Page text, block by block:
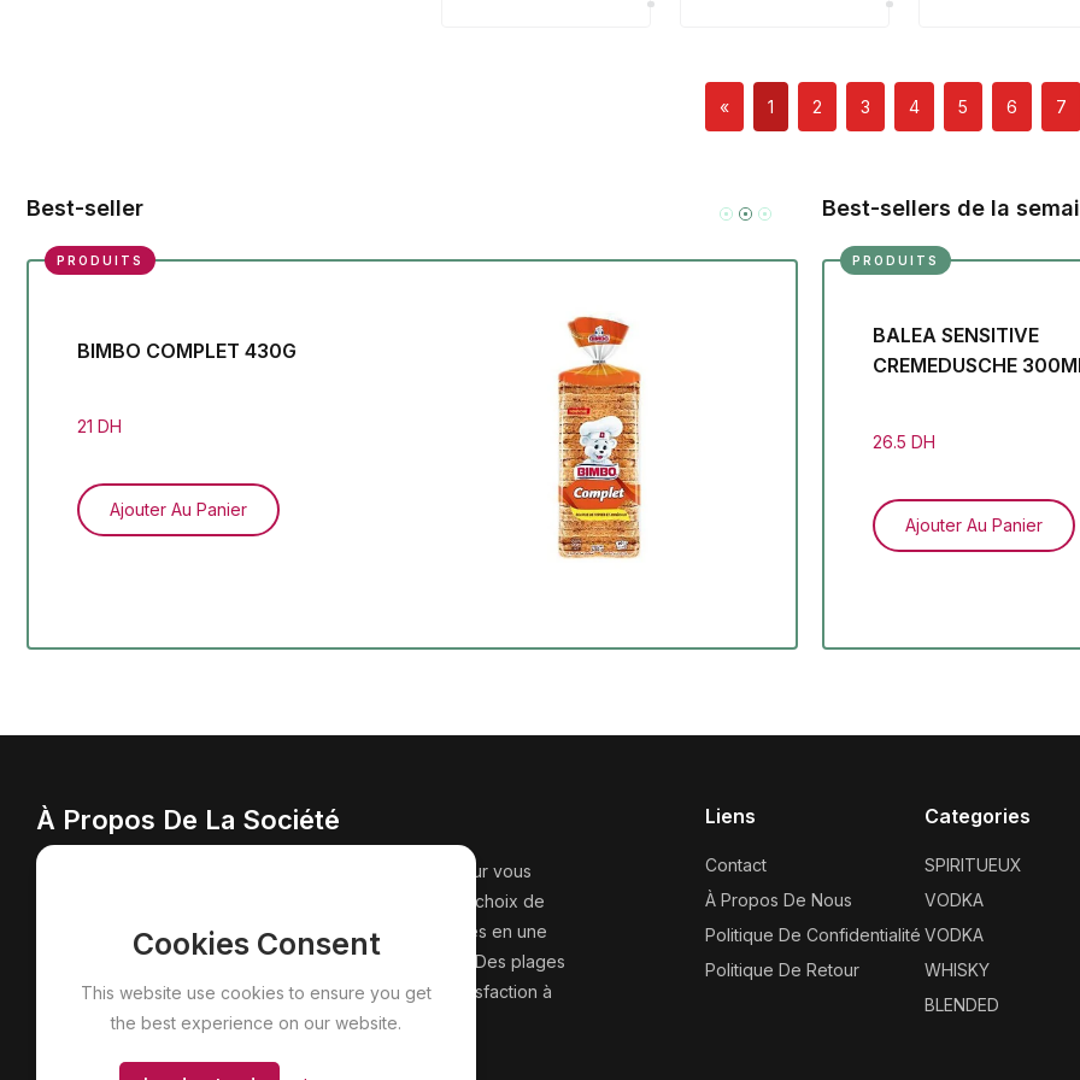
Cookies Consent
This website use cookies to ensure you get
the best experience on our website.
« 1 2 3 4 5 6 7
Best-seller
PRODUITS
BIMBO COMPLET 430G
21 DH
Ajouter Au Panier
BARILLA LINGUINE N13 500G
Ajouter Au Panier
Best-sellers de la
PRODUITS
DOVE POWDER SOFT 40G
Ajouter Au Panier
BALEA SENSITIVE
CREMEDUSCHE
26.5 DH
Ajouter Au Panier
À Propos De La Société
Supérette Fine le Patrice se sont des engagements pour vous
garantir un service de qualité au meilleur prix. Un large choix de
produits, même de l'ultra-frais. Faites toutes vos courses en une
seule commande. Une sécurité alimentaire exemplaire. Des plages
horaires flexibles et une large zone de livraison. La satisfaction à
100%. Le choix du mode de paiement.
Liens
Contact
À Propos De Nous
Politique De Confidentialité
Politique De Retour
Categories
SPIRITUEUX
VODKA
VODKA
WHISKY
BLENDED